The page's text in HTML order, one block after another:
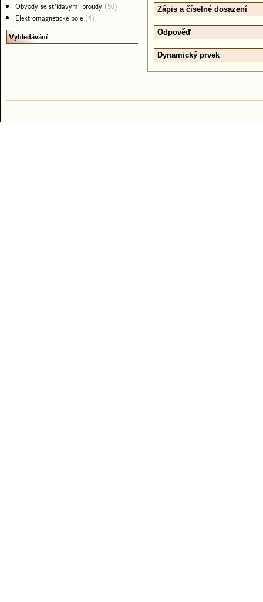
Zápis a číselné dosazení
Odpověď
Dynamický prvek
Obvody se střídavými proudy (50)
Elektromagnetické pole (4)
Vyhledávání